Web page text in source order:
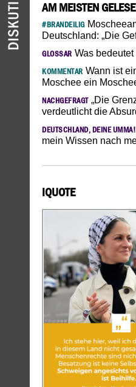
AM MEISTEN
#BRANDEILIG
Deutschland: „Die
GLOSSAR Was
KOMMENTAR Wann ist
Moschee ein
NACHGEFRAGT„Die
verdeutlicht die
DEUTSCHLAND, DEINE UMMA!
mein Wissen nach
IQUOTE